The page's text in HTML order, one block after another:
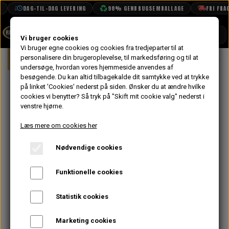
DAG-TIL-DAG LEVERING 98% GENBRUGSEMBALLAGE FRI
BOOK TID
PROJEKTER
TEKNISK DATA
VANDPOLERING
Forside Mini Interiør Instrument Bord
Smiths Ur til
Temperatur og
Olie Tryk,
Magnolia/Hvid,
52mm
1.664,00 kr.
Vi bruger cookies
Vi bruger egne cookies og cookies fra tredjeparter til at
personalisere din brugeroplevelse, til markedsføring og til at
undersøge, hvordan vores hjemmeside anvendes af
besøgende. Du kan altid tilbagekalde dit samtykke ved at trykke
på linket 'Cookies' nederst på siden. Ønsker du at ændre hvilke
cookies vi benytter? Så tryk på "Skift mit cookie valg" nederst i
venstre hjørne.
Læs mere om cookies her
Nødvendige cookies
Funktionelle cookies
Statistik cookies
Marketing cookies